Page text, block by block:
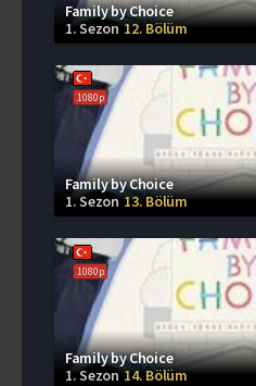
Family by Choice
1. Sezon12. Bölüm
1080p
Family by Choice
1. Sezon13. Bölüm
1080p
Family by Choice
1. Sezon14. Bölüm